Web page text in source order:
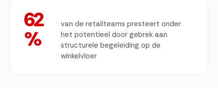
62
%
van de retailteams presteert onder
het potentieel door gebrek aan
structurele begeleiding op de
winkelvloer